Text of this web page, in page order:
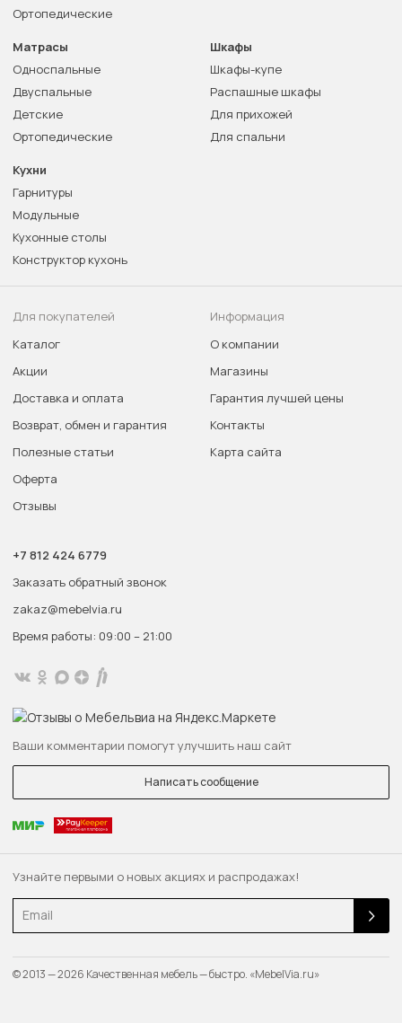
Узнайте первыми о новых акциях и распродажах!
Email
Ортопедические
Матрасы
Односпальные
Двуспальные
Детские
Ортопедические
Шкафы
Шкафы-купе
Распашные шкафы
Для прихожей
Для спальни
Кухни
Гарнитуры
Модульные
Кухонные столы
Конструктор кухонь
Для покупателей
Каталог
Акции
Доставка и оплата
Возврат, обмен и гарантия
Полезные статьи
Оферта
Отзывы
Информация
О компании
Магазины
Гарантия лучшей цены
Контакты
Карта сайта
+7 812 424 6779
Заказать обратный звонок
zakaz@mebelvia.ru
Время работы: 09:00 – 21:00
Ваши комментарии помогут улучшить наш сайт
Написать сообщение
© 2013 — 2026 Качественная мебель — быстро. «MebelVia.ru»